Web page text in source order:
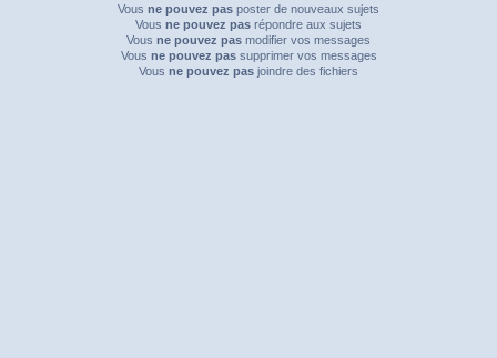
Vous ne pouvez pas poster de nouveaux sujets
Vous ne pouvez pas répondre aux sujets
Vous ne pouvez pas modifier vos messages
Vous ne pouvez passupprimer vos messages
Vous ne pouvez pas joindre des fichiers